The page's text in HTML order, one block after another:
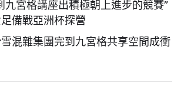
九宮格講座出積極朝上進步的競賽”
備戰亞洲杯探營
混雜集團完到九宮格共享空間成衝